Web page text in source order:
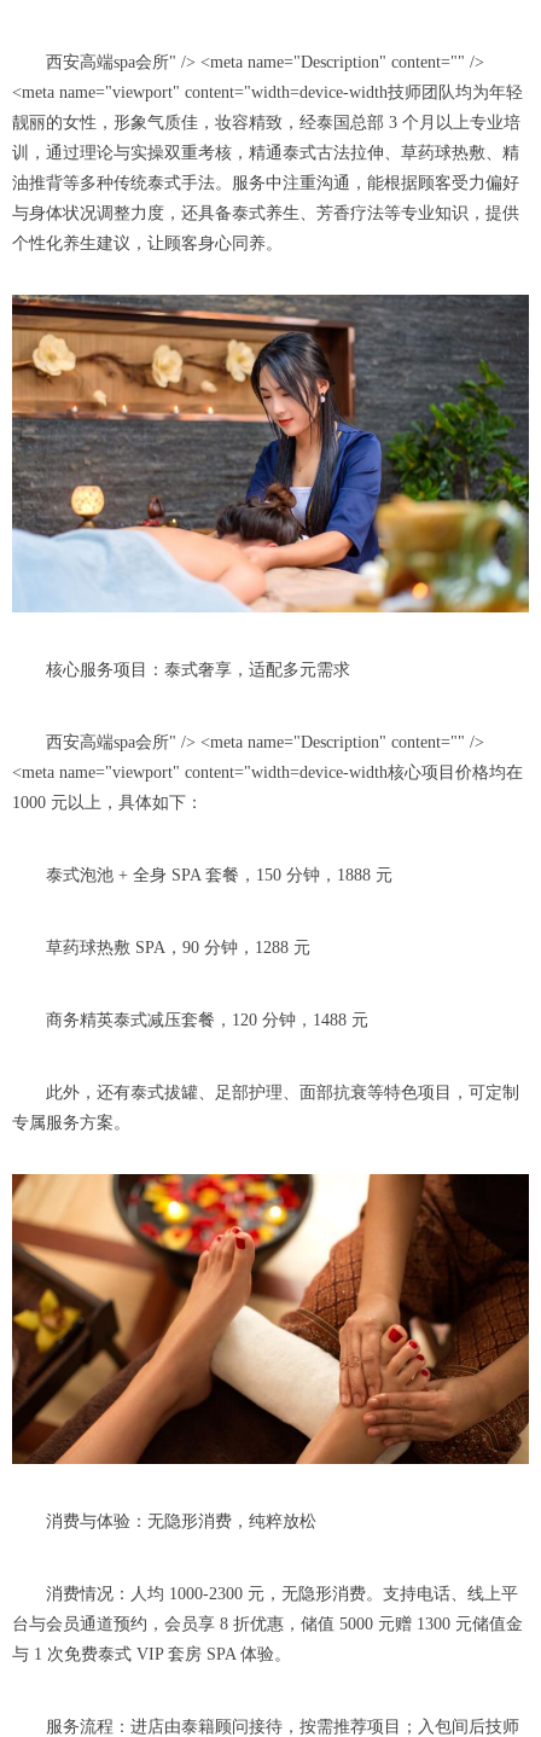
西安高端spa会所" /> <meta name="Description" content="" />
<meta name="viewport" content="width=device-width技师团队均为年轻
靓丽的女性，形象气质佳，妆容精致，经泰国总部 3 个月以上专业培
训，通过理论与实操双重考核，精通泰式古法拉伸、草药球热敷、精
油推背等多种传统泰式手法。服务中注重沟通，能根据顾客受力偏好
与身体状况调整力度，还具备泰式养生、芳香疗法等专业知识，提供
个性化养生建议，让顾客身心同养。
核心服务项目：泰式奢享，适配多元需求
西安高端spa会所" /> <meta name="Description" content="" />
<meta name="viewport" content="width=device-width核心项目价格均在
1000 元以上，具体如下：
泰式泡池 + 全身 SPA 套餐，150 分钟，1888 元
草药球热敷 SPA，90 分钟，1288 元
商务精英泰式减压套餐，120 分钟，1488 元
此外，还有泰式拔罐、足部护理、面部抗衰等特色项目，可定制
专属服务方案。
消费与体验：无隐形消费，纯粹放松
消费情况：人均 1000-2300 元，无隐形消费。支持电话、线上平
台与会员通道预约，会员享 8 折优惠，储值 5000 元赠 1300 元储值金
与 1 次免费泰式 VIP 套房 SPA 体验。
服务流程：进店由泰籍顾问接待，按需推荐项目；入包间后技师